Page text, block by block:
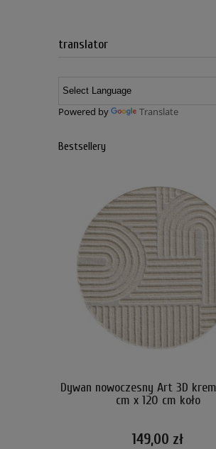
translator
Powered by Translate
Bestsellery
Dywan nowoczesny Art 3D
cm x 120 cm koło
149,00 zł